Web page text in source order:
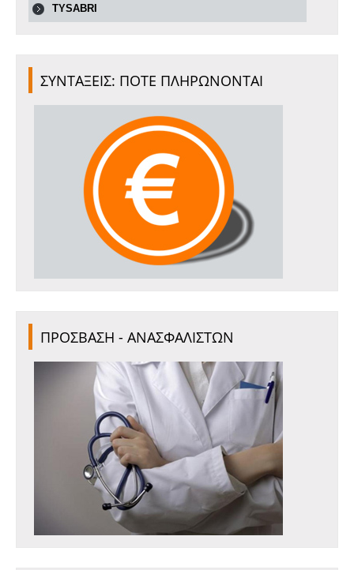
TYSABRI
ΣΥΝΤΑΞΕΙΣ: ΠΟΤΕ ΠΛΗΡΩΝΟΝΤΑΙ
ΠΡΟΣΒΑΣΗ - ΑΝΑΣΦΑΛΙΣΤΩΝ